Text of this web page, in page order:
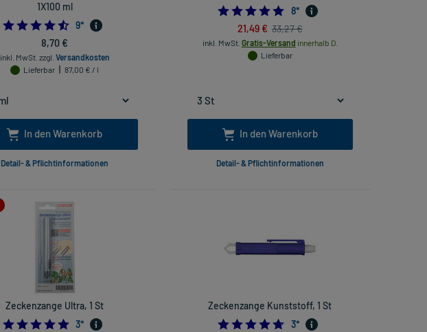
1X100 ml
4.555555555555555
9*
8,70 €
inkl. MwSt. zzgl. Versandkosten
Lieferbar
87,00 € / l
In den Warenkorb
Detail- & Pflichtinformationen
4.875
8*
21,49 € 33,27 €
inkl. MwSt. Gratis-Versand innerhalb D.
Lieferbar
In den Warenkorb
Detail- & Pflichtinformationen
Zeckenzange Ultra, 1 St
5.0
3*
Zeckenzange Kunststoff, 1 St
4.666666666666667
3*